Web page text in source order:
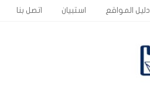
دليل المواقع استبيان اتصل بنا